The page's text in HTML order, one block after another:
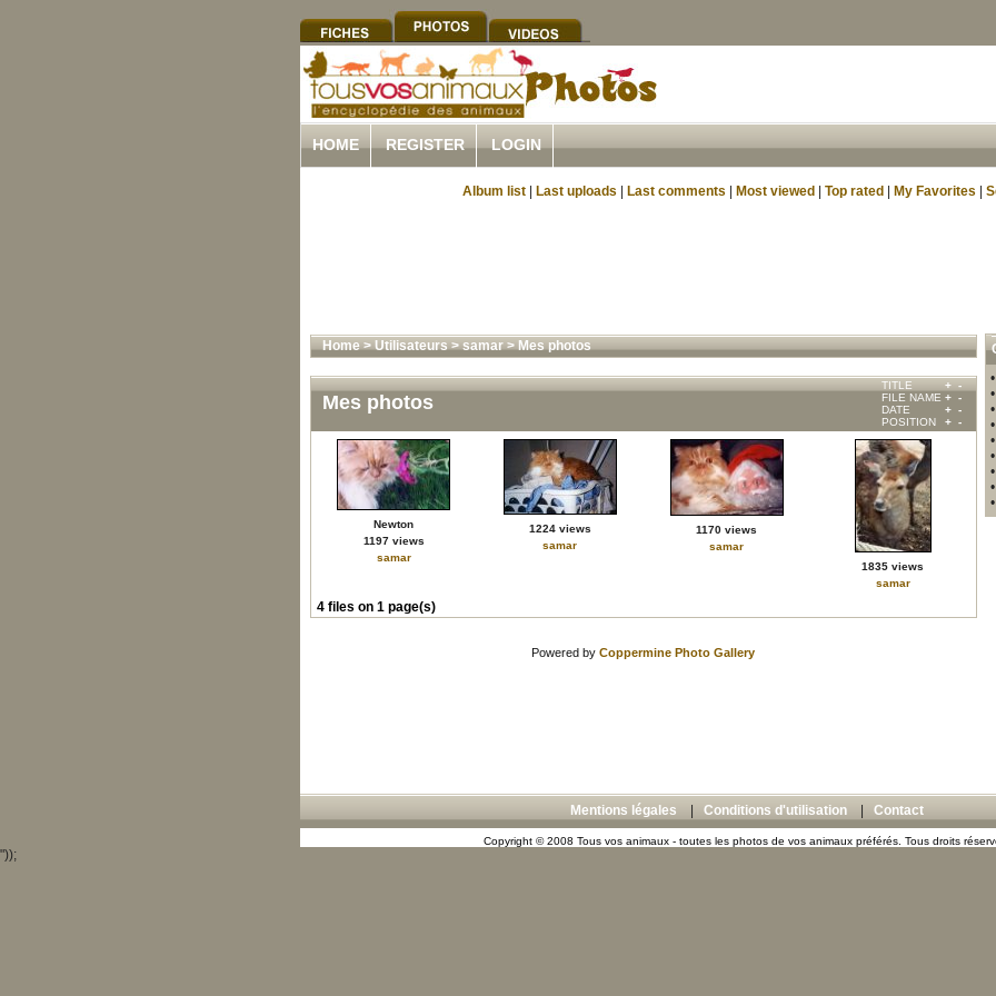
HOME REGISTER LOGIN
Album list Last uploads Last comments Most viewed Top rated My Favorites
Home>Utilisateurs>samar>Mes photos
Mes photos
TITLE + -
FILE NAME + -
DATE
+ -
POSITION
+ -
Newton
1197 views
samar
1224 views
samar
1170 views
samar
1835 views
samar
4 files on 1 page(s)
Powered by Coppermine Photo Gallery
•
•
•
•
Mentions légales Conditions d'utilisation Contact
Copyright © 2008 Tous vos animaux - toutes les photos de vos animaux préférés. Tous droits
"));